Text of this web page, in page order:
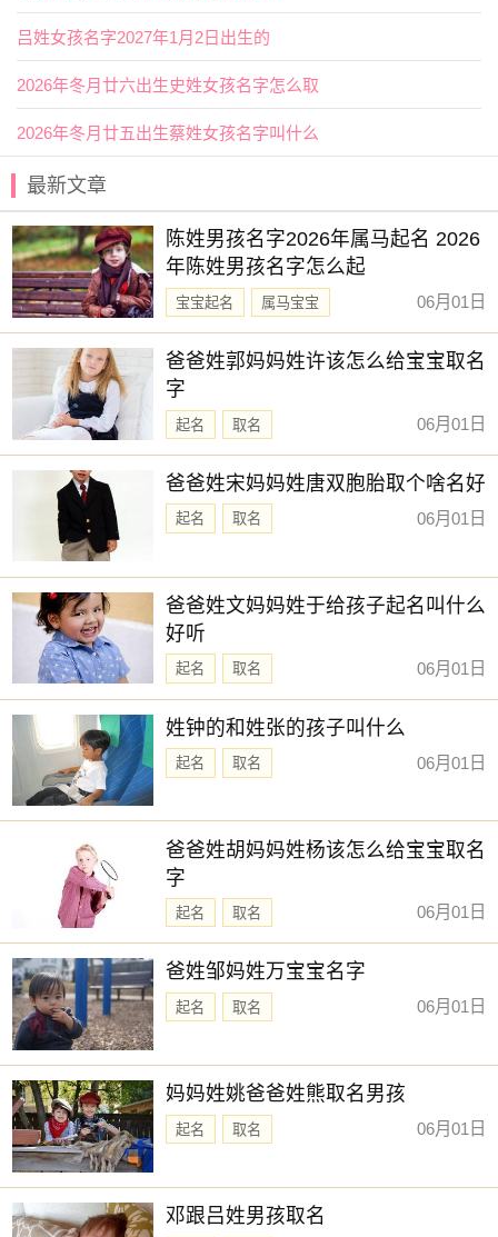
吕姓女孩名字2027年1月2日出生的
2026年冬月廿六出生史姓女孩名字怎么取
2026年冬月廿五出生蔡姓女孩名字叫什么
最新文章
陈姓男孩名字2026年属马起名 2026
年陈姓男孩名字怎么起
宝宝起名
属马宝宝
新生儿取名
06月01日
爸爸姓郭妈妈姓许该怎么给宝宝取名
字
起名 取名 06月01日
爸爸姓宋妈妈姓唐双胞胎取个啥名好
起名 取名 06月01日
爸爸姓文妈妈姓于给孩子起名叫什么
好听
起名 取名 06月01日
姓钟的和姓张的孩子叫什么
起名 取名 06月01日
爸爸姓胡妈妈姓杨该怎么给宝宝取名
字
起名 取名 06月01日
爸姓邹妈姓万宝宝名字
起名 取名 06月01日
妈妈姓姚爸爸姓熊取名男孩
起名 取名 06月01日
邓跟吕姓男孩取名